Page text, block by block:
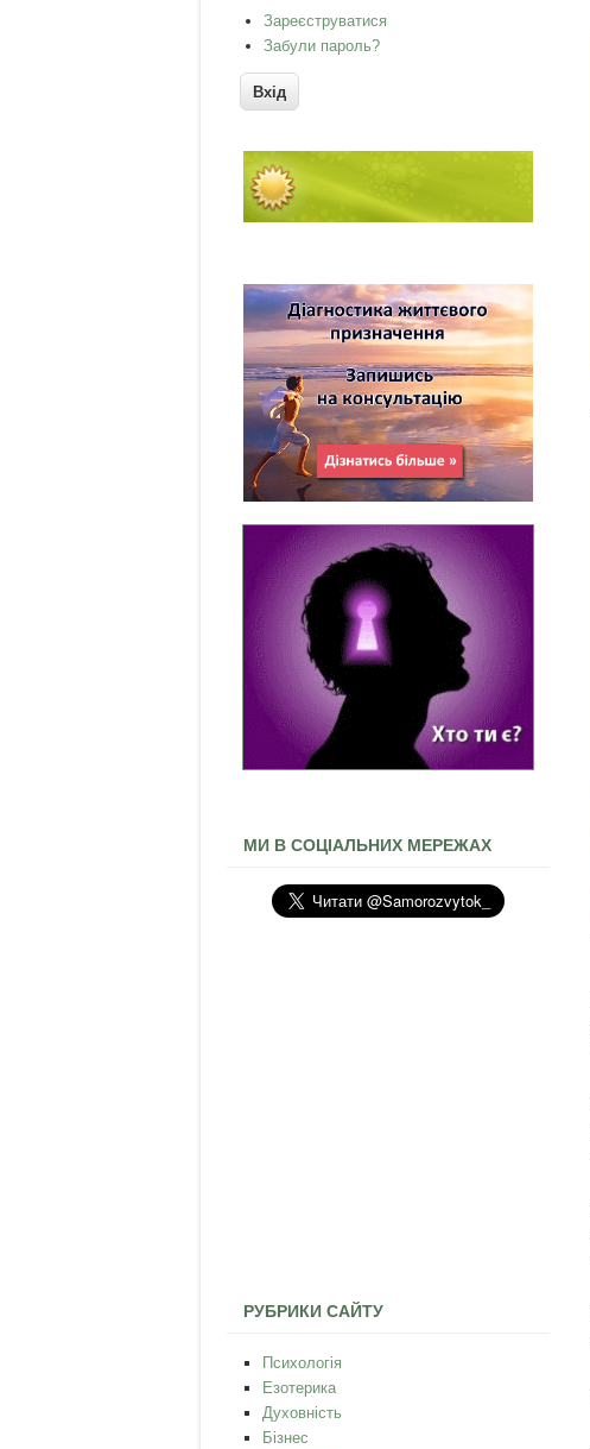
Зареєструватися
Забули пароль?
МИ В СОЦІАЛЬНИХ МЕРЕЖАХ
РУБРИКИ САЙТУ
Психологія
Езотерика
Духовність
Бізнес